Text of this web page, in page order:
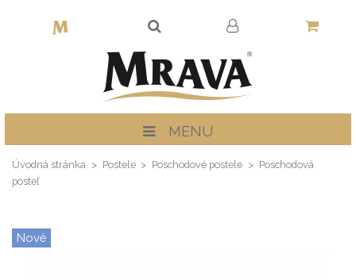
MENU
Úvodná stránka Postele Poschodové postele
Poschodová
posteľ
Nové